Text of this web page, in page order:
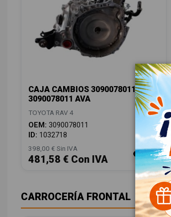
CAJA CAMBIOS 3090078011
3090078011 AVA
TOYOTA RAV 4
OEM: 3090078011
ID: 1032718
398,00 € Sin IVA
481,58 € Con IVA
CARROCERÍA FRONTAL